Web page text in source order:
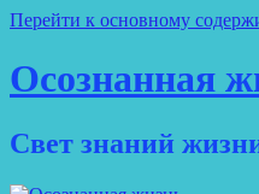
Перейти к основному
Осознанная
Свет знаний